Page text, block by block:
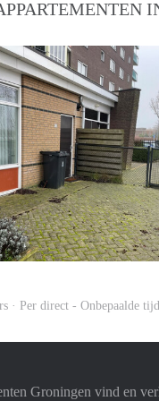
· Per direct - Onbepaalde tijd
Groningen vind en